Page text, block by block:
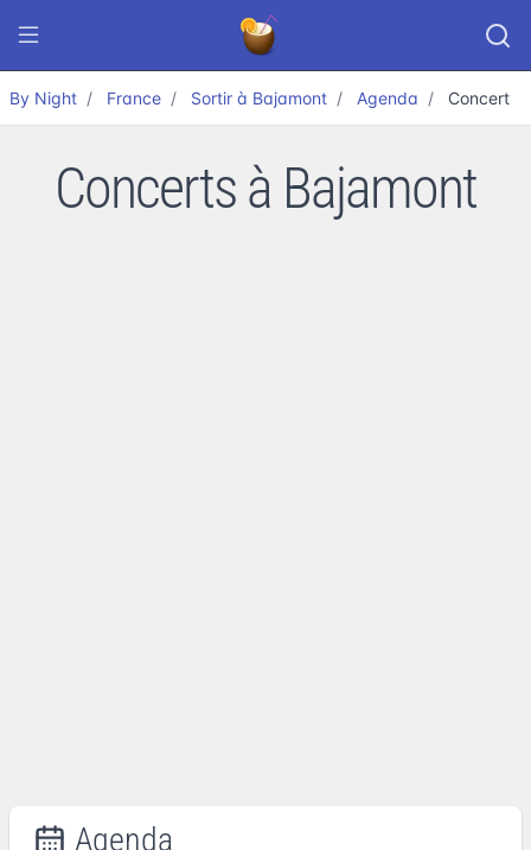
By Night France Sortir à Bajamont Agenda Concert
Concerts à Bajamont
Agenda